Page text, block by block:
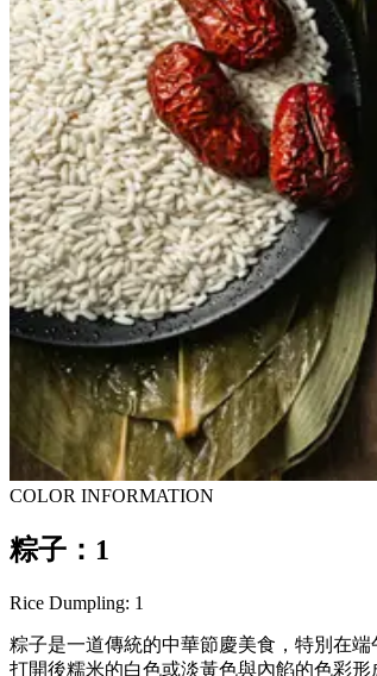
COLOR INFORMATION
粽子：1
Rice Dumpling: 1
粽子是一道傳統的中華節慶美食，特別在
打開後糯米的白色或淡黃色與內餡的色彩